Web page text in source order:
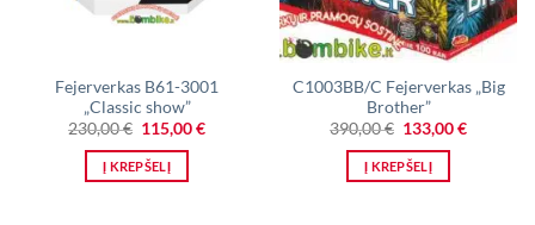
Fejerverkas B61-3001
„Classic show”
230,00€ Original
price
was:
230,00 €.
115,00€Current
Į KREPŠELĮ
C1003BB/C Fejerverkas „Big
Brother”
390,00€ Original
price
was:
390,00 €.
133,00€Current
Į KREPŠELĮ